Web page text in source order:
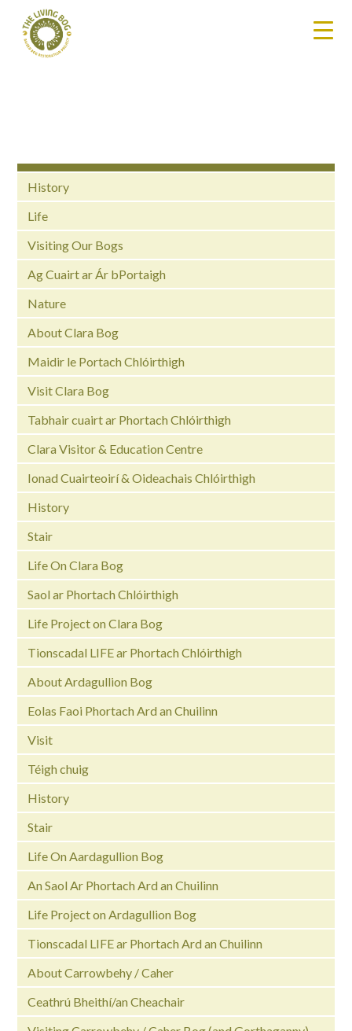
History
Life
Visiting Our Bogs
Ag Cuairt ar Ár bPortaigh
Nature
About Clara Bog
Maidir le Portach Chlóirthigh
Visit Clara Bog
Tabhair cuairt ar Phortach Chlóirthigh
Clara Visitor & Education Centre
Ionad Cuairteoirí & Oideachais Chlóirthigh
History
Stair
Life On Clara Bog
Saol ar Phortach Chlóirthigh
Life Project on Clara Bog
Tionscadal LIFE ar Phortach Chlóirthigh
About Ardagullion Bog
Eolas Faoi Phortach Ard an Chuilinn
Visit
Téigh chuig
History
Stair
Life On Aardagullion Bog
An Saol Ar Phortach Ard an Chuilinn
Life Project on Ardagullion Bog
Tionscadal LIFE ar Phortach Ard an Chuilinn
About Carrowbehy / Caher
Ceathrú Bheithí/an Cheachair